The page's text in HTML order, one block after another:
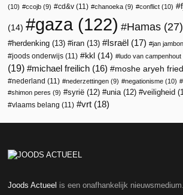
(10)
ccojb (9) cd&v (11) chanoeka (9) conflict (10)
(14) gaza(122) Hamas (27)
herdenking (13) iran (13) Israël (17) jan jambon
joods onderwijs (11) kkl (14) ludo van campenhout
(19)
michael freilich (16) moshe aryeh
nederland (11) nederzettingen (9) negationisme (10)
shimon peres (9) syrië (12) unia(12) veiligheid
vlaams belang (11) vrt (18)
Joods Actueel is een onafhankelijk nieuwsmedium.